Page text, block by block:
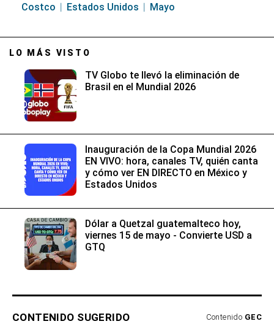
Costco Estados Unidos Mayo
LO MÁS VISTO
TV Globo te llevó la eliminación de
Brasil en el Mundial 2026
Inauguración de la Copa Mundial 2026
EN VIVO: hora, canales TV, quién canta
y cómo ver EN DIRECTO en México y
Estados Unidos
Dólar a Quetzal guatemalteco hoy,
viernes 15 de mayo - Convierte USD a
GTQ
CONTENIDO SUGERIDO Contenido GEC